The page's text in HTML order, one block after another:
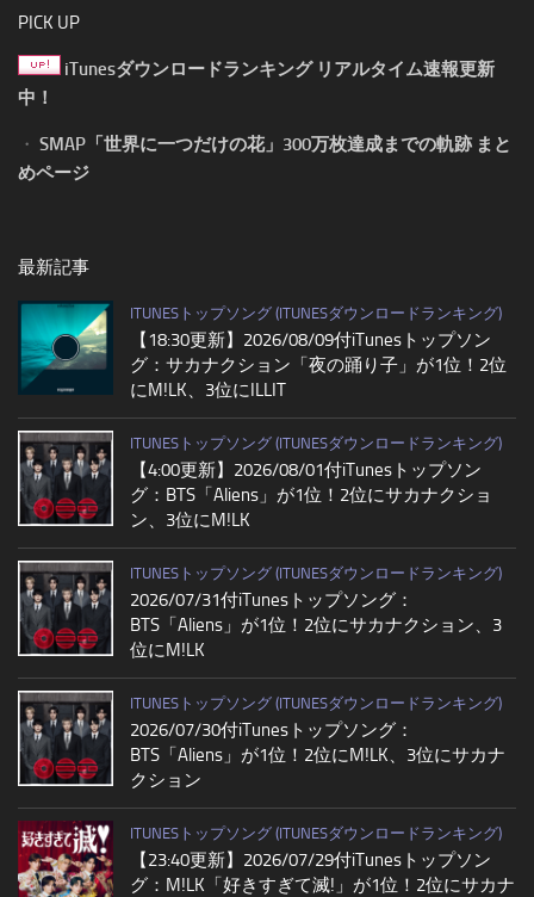
PICK UP
iTunesダウンロードランキング リアルタイム速報更新
中！
・ SMAP「世界に一つだけの花」300万枚達成までの軌跡 まと
めページ
最新記事
ITUNESトップソング (ITUNESダウンロードランキング)
【18:30更新】2026/08/09付iTunesトップソン
グ：サカナクション「夜の踊り子」が1位！2位
にM!LK、3位にILLIT
ITUNESトップソング (ITUNESダウンロードランキング)
【4:00更新】2026/08/01付iTunesトップソン
グ：BTS「Aliens」が1位！2位にサカナクショ
ン、3位にM!LK
ITUNESトップソング (ITUNESダウンロードランキング)
2026/07/31付iTunesトップソング：
BTS「Aliens」が1位！2位にサカナクション、3
位にM!LK
ITUNESトップソング (ITUNESダウンロードランキング)
2026/07/30付iTunesトップソング：
BTS「Aliens」が1位！2位にM!LK、3位にサカナ
クション
ITUNESトップソング (ITUNESダウンロードランキング)
【23:40更新】2026/07/29付iTunesトップソン
グ：M!LK「好きすぎて滅!」が1位！2位にサカナ